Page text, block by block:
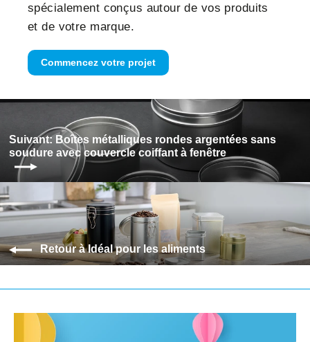
spécialement conçus autour de vos produits
et de votre marque.
Commencez votre projet
Suivant: Boîtes métalliques rondes argentées sans
soudure avec couvercle coiffant à fenêtre
Retour à Idéal pour les aliments